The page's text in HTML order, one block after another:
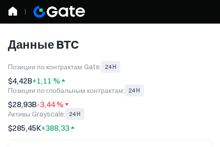
Данные BTC
Позиции по контрактам Gate: 24H
$4,42B+1,11 %
Позиции по глобальным контрактам: 24H
$28,93B-3,44 %
Активы Grayscale: 24H
$285,45K+388,33